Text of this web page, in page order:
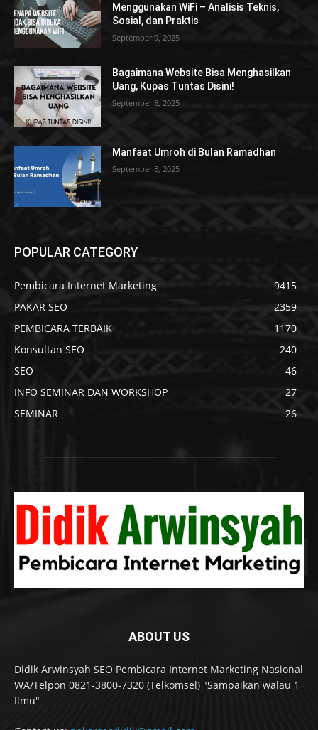
Menggunakan WiFi – Analisis Teknis,
Sosial, dan Praktis
September 9, 2025
Bagaimana Website Bisa Menghasilkan
Uang, Kupas Tuntas Disini!
September 8, 2025
Manfaat Umroh di Bulan Ramadhan
September 8, 2025
POPULAR CATEGORY
Pembicara Internet Marketing
9415
PAKAR SEO
2359
PEMBICARA TERBAIK
1170
Konsultan SEO
240
SEO
46
INFO SEMINAR DAN WORKSHOP
27
SEMINAR
26
ABOUT US
Didik Arwinsyah SEO Pembicara Internet Marketing Nasional
WA/Telpon 0821-3800-7320 (Telkomsel) "Sampaikan walau 1
Ilmu"